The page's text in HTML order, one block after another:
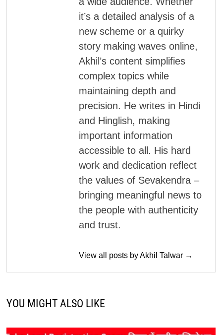
it’s a detailed analysis of a
new scheme or a quirky
story making waves online,
Akhil’s content simplifies
complex topics while
maintaining depth and
precision. He writes in Hindi
and Hinglish, making
important information
accessible to all. His hard
work and dedication reflect
the values of Sevakendra –
bringing meaningful news to
the people with authenticity
and trust.
View all posts by Akhil Talwar →
YOU MIGHT ALSO LIKE